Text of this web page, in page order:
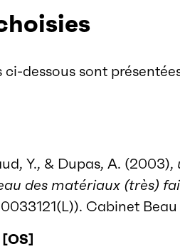
ci-dessous sont
Y., & Dupas, A. (2003),
des matériaux (très)
Cabinet
[OS]